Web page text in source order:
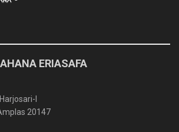
ERIASAFA
I
20147